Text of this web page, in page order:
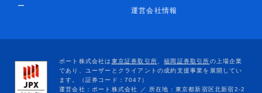
ー
運営会社情報